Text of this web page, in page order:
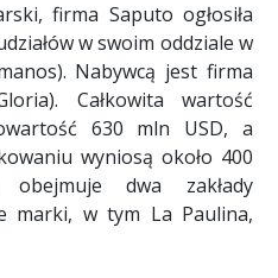
firma Saputo ogłosiła
w swoim oddziale w
Nabywcą jest firma
Całkowita wartość
630 mln USD, a
wyniosą około 400
dwa zakłady
marki, w tym La Paulina,